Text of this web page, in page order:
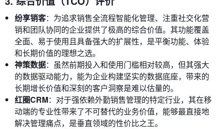
纷享销客：为追求销售全流程智能化管理、注重社交化营
销和团队协同的企业提供了极高的综合价值。其功能覆盖
全面、易于使用且具备强大的扩展性，是平衡功能、体验
和长期价值的理想之选。
神策数据：虽然前期投入和使用门槛相对较高，但其强大
的数据驱动能力，能为企业构建坚实的数据底座，带来的
长期增长价值和深刻的客户洞察是难以估量的。
红圈CRM：对于强依赖外勤销售管理的特定行业，其在移
动端的专业性带来了不可替代的业务价值，能够最直接地
解决管理痛点，是垂直领域的性价比之王。